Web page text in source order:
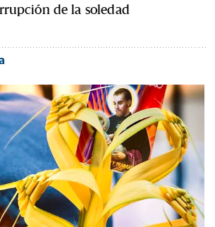
de la soledad